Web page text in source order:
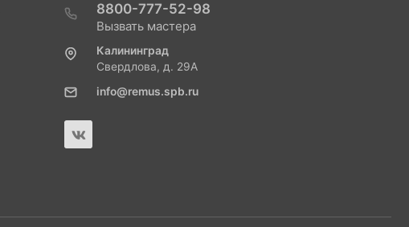
8800-777-52-98
Вызвать мастера
Калининград
Свердлова, д. 29А
info@remus.spb.ru